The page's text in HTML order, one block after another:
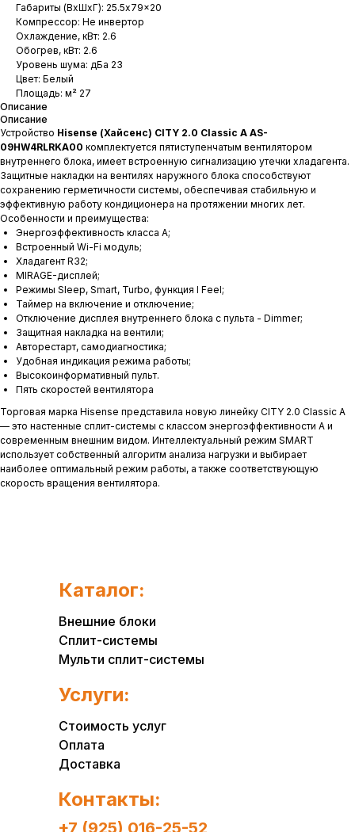
Габариты (ВхШхГ): 25.5x79x20
Компрессор: Не инвертор
Охлаждение, кВт: 2.6
Обогрев, кВт: 2.6
Уровень шума: дБа 23
Цвет: Белый
Площадь: м² 27
Описание
Описание
Устройство Hisense (Хайсенс) CITY 2.0 Classic A AS-
09HW4RLRKA00 комплектуется пятиступенчатым вентилятором
внутреннего блока, имеет встроенную сигнализацию утечки хладагента.
Защитные накладки на вентилях наружного блока способствуют
сохранению герметичности системы, обеспечивая стабильную и
эффективную работу кондиционера на протяжении многих лет.
Особенности и преимущества:
Энергоэффективность класса А;
Встроенный Wi-Fi модуль;
Хладагент R32;
MIRAGE-дисплей;
Режимы Sleep, Smart, Turbo, функция I Feel;
Таймер на включение и отключение;
Отключение дисплея внутреннего блока с пульта - Dimmer;
Защитная накладка на вентили;
Авторестарт, самодиагностика;
Удобная индикация режима работы;
Высокоинформативный пульт.
Пять скоростей вентилятора
Торговая марка Hisense представила новую линейку CITY 2.0 Classic A
— это настенные сплит-системы с классом энергоэффективности А и
современным внешним видом. Интеллектуальный режим SMART
использует собственный алгоритм анализа нагрузки и выбирает
наиболее оптимальный режим работы, а также соответствующую
скорость вращения вентилятора.
Внешние блоки
Сплит-системы
Мульти сплит-системы
Каталог:
Стоимость услуг
Оплата
Доставка
Услуги:
+7 (925) 016-25-52
Контакты: